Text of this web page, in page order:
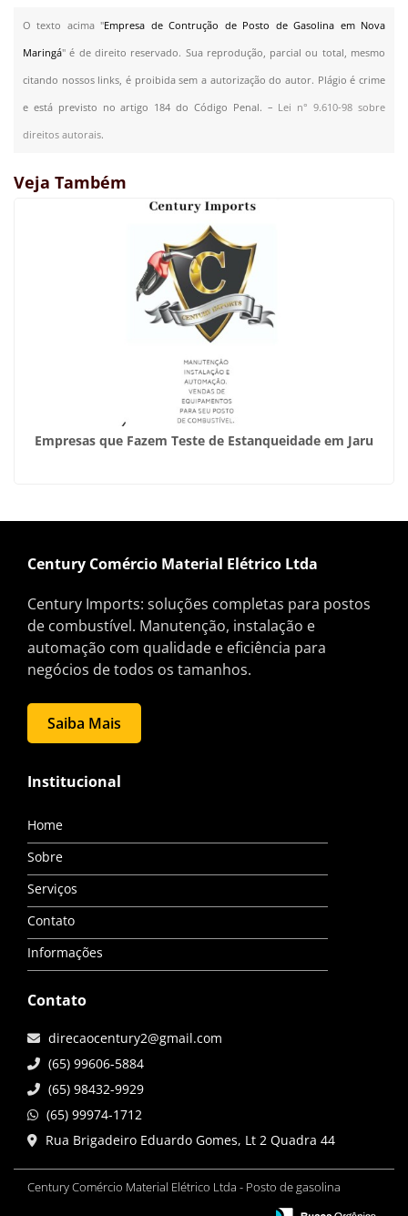
O texto acima "Empresa de Contrução de Posto de Gasolina em Nova
Maringá" é de direito reservado. Sua reprodução, parcial ou total, mesmo
citando nossos links, é proibida sem a autorização do autor. Plágio é crime
e está previsto no artigo 184 do Código Penal. – Lei n° 9.610-98 sobre
direitos autorais.
Veja Também
Empresas que Fazem Teste de Estanqueidade em Jaru
Century Comércio Material Elétrico Ltda
Century Imports: soluções completas para postos
de combustível. Manutenção, instalação e
automação com qualidade e eficiência para
negócios de todos os tamanhos.
Saiba Mais
Institucional
Home
Sobre
Serviços
Contato
Informações
Contato
direcaocentury2@gmail.com
(65) 99606-5884
(65) 98432-9929
(65) 99974-1712
Rua Brigadeiro Eduardo Gomes, Lt 2 Quadra 44
Century Comércio Material Elétrico Ltda - Posto de gasolina